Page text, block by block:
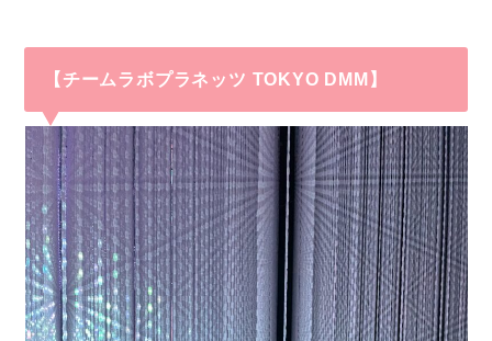
【チームラボプラネッツ TOKYO DMM】